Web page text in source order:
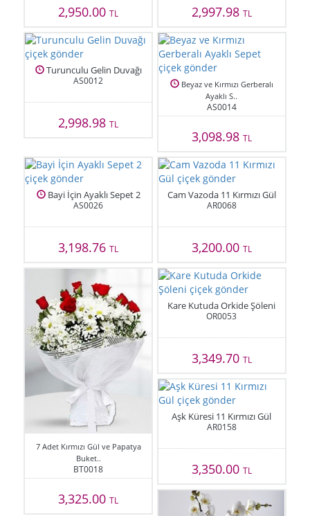
2,950.00TL 2,997.98 TL
Turunculu Gelin Duvağı
AS0012
2,998.98TL
Beyaz ve Kırmızı Gerberalı
Ayaklı S..
AS0014
3,098.98 TL
Bayi İçin Ayaklı Sepet 2
AS0026
3,198.76TL
Cam Vazoda 11 Kırmızı Gül
AR0068
3,200.00 TL
7 Adet Kırmızı Gül ve Papatya
Buket..
BT0018
3,325.00TL
Kare Kutuda Orkide Şöleni
OR0053
3,349.70 TL
Aşk Küresi 11 Kırmızı Gül
AR0158
3,350.00 TL